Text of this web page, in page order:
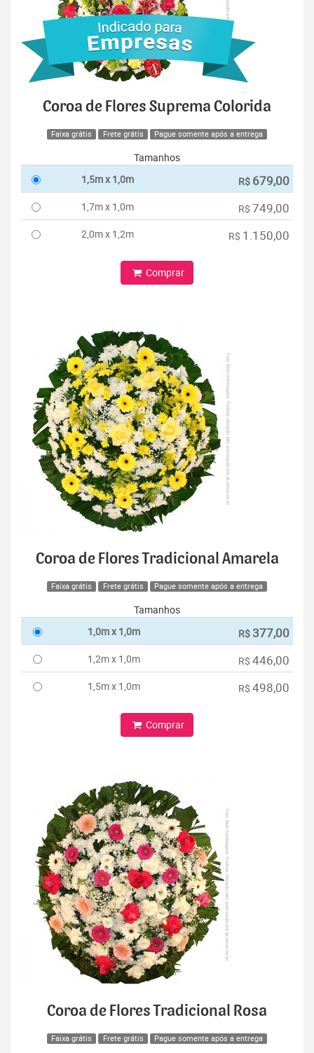
Coroa de Flores Suprema Colorida
Faixa grátis Frete grátis Pague somente após a entrega
Tamanhos
1,5m x 1,0m
R$ 679,00
1,7m x 1,0m R$ 749,00
2,0m x 1,2m R$ 1.150,00
Comprar
Coroa de Flores Tradicional Amarela
Faixa grátis Frete grátis Pague somente após a entrega
Tamanhos
1,0m x 1,0m
R$ 377,00
1,2m x 1,0m R$ 446,00
1,5m x 1,0m R$ 498,00
Comprar
Coroa de Flores Tradicional Rosa
Faixa grátis Frete grátis Pague somente após a entrega